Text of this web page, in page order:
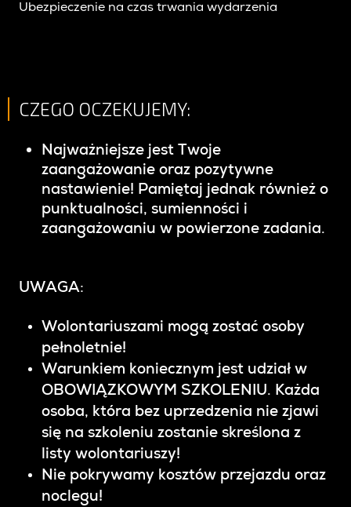
Ubezpieczenie na czas trwania wydarzenia
CZEGO OCZEKUJEMY:
Najważniejsze jest Twoje
zaangażowanie oraz pozytywne
nastawienie! Pamiętaj jednak również o
punktualności, sumienności i
zaangażowaniu w powierzone zadania.
UWAGA:
Wolontariuszami mogą zostać osoby
pełnoletnie!
Warunkiem koniecznym jest udział w
OBOWIĄZKOWYM SZKOLENIU. Każda
osoba, która bez uprzedzenia nie zjawi
się na szkoleniu zostanie skreślona z
listy wolontariuszy!
Nie pokrywamy kosztów przejazdu oraz
noclegu!